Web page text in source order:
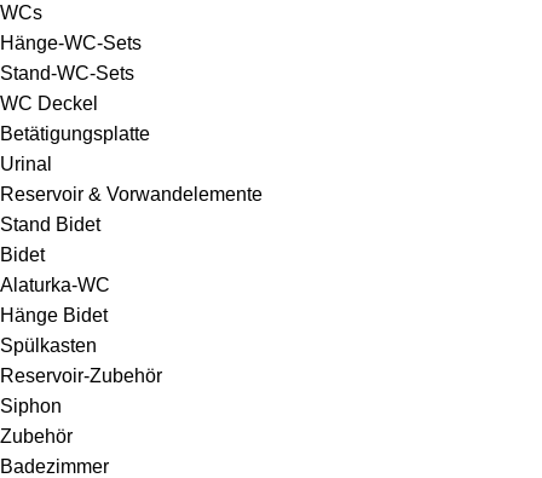
WCs
Hänge-WC-Sets
Stand-WC-Sets
WC Deckel
Betätigungsplatte
Urinal
Reservoir & Vorwandelemente
Stand Bidet
Bidet
Alaturka-WC
Hänge Bidet
Spülkasten
Reservoir-Zubehör
Siphon
Zubehör
Badezimmer